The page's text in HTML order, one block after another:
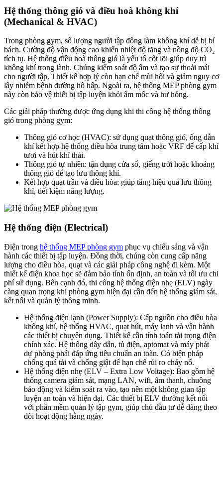
Hệ thống thông gió và điều hoà không khí
(Mechanical & HVAC)
Trong phòng gym, số lượng người tập đông làm không khí dễ bị bí
bách. Cường độ vận động cao khiến nhiệt độ tăng và nồng độ CO₂
tích tụ. Hệ thống điều hoà thông gió là yếu tố cốt lõi giúp duy trì
không khí trong lành. Chúng kiểm soát độ ẩm và tạo sự thoải mái
cho người tập. Thiết kế hợp lý còn hạn chế mùi hôi và giảm nguy cơ
lây nhiễm bệnh đường hô hấp. Ngoài ra, hệ thống MEP phòng gym
này còn bảo vệ thiết bị tập luyện khỏi ẩm mốc và hư hỏng.
Các giải pháp thường được ứng dụng khi thi công hệ thống thông
gió trong phòng gym:
Thông gió cơ học (HVAC): sử dụng quạt thông gió, ống dẫn
khí kết hợp hệ thống điều hòa trung tâm hoặc VRF để cấp khí
tươi và hút khí thải.
Thông gió tự nhiên: tận dụng cửa sổ, giếng trời hoặc khoảng
thông gió để tạo lưu thông khí.
Kết hợp quạt trần và điều hòa: giúp tăng hiệu quả lưu thông
khí, tiết kiệm năng lượng.
Hệ thống điện (Electrical)
Điện trong hệ thống MEP phòng gym phục vụ chiếu sáng và vận
hành các thiết bị tập luyện. Đồng thời, chúng còn cung cấp năng
lượng cho điều hòa, quạt và các giải pháp công nghệ đi kèm. Một
thiết kế điện khoa học sẽ đảm bảo tính ổn định, an toàn và tối ưu chi
phí sử dụng. Bên cạnh đó, thi công hệ thống điện nhẹ (ELV) ngày
càng quan trọng khi phòng gym hiện đại cần đến hệ thống giám sát,
kết nối và quản lý thông minh.
Hệ thống điện lạnh (Power Supply): Cấp nguồn cho điều hòa
không khí, hệ thống HVAC, quạt hút, máy lạnh và vận hành
các thiết bị chuyên dụng. Thiết kế cần tính toán tải trọng điện
chính xác. Hệ thống dây dẫn, tủ điện, aptomat và máy phát
dự phòng phải đáp ứng tiêu chuẩn an toàn. Có biện pháp
chống quá tải và chống giật để hạn chế rủi ro cháy nổ.
Hệ thống điện nhẹ (ELV – Extra Low Voltage): Bao gồm hệ
thống camera giám sát, mạng LAN, wifi, âm thanh, chuông
báo động và kiểm soát ra vào, tạo nên một không gian tập
luyện an toàn và hiện đại. Các thiết bị ELV thường kết nối
với phần mềm quản lý tập gym, giúp chủ đầu tư dễ dàng theo
dõi hoạt động hằng ngày.